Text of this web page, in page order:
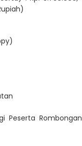
Peserta Rombongan